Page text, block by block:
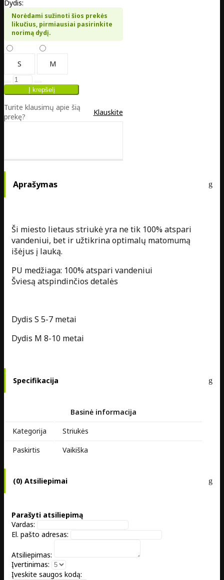
Dydis:
Norėdami sužinoti šios prekės
likučius, pirmiausiai pasirinkite
norimą dydį.
S M
Turite klausimų apie šią
prekę?
Klauskite
Aprašymas
Ši miesto lietaus striukė yra ne tik 100% atspari
vandeniui, bet ir užtikrina optimalų matomumą
išėjus į lauką.
PU medžiaga: 100% atspari vandeniui
Šviesą atspindinčios detalės
Dydis S 5-7 metai
Dydis M 8-10 metai
Specifikacija
Basinė informacija
Kategorija
Striukės
Paskirtis
Vaikiška
(0) Atsiliepimai
Parašyti atsiliepimą
Vardas:
El. pašto adresas:
Atsiliepimas:
Įvertinimas:
Įveskite saugos kodą: